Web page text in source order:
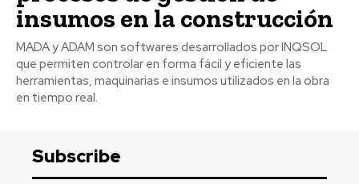
insumos en la construcción
MADA y ADAM son softwares desarrollados por INQSOL
que permiten controlar en forma fácil y eficiente las
herramientas, maquinarias e insumos utilizados en la obra
en tiempo real.
Subscribe